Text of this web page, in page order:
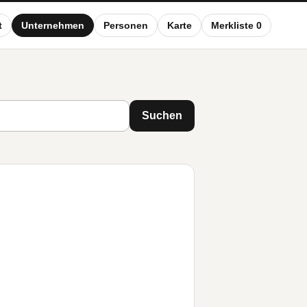
Unternehmen Personen Karte Merkliste 0
Suchen